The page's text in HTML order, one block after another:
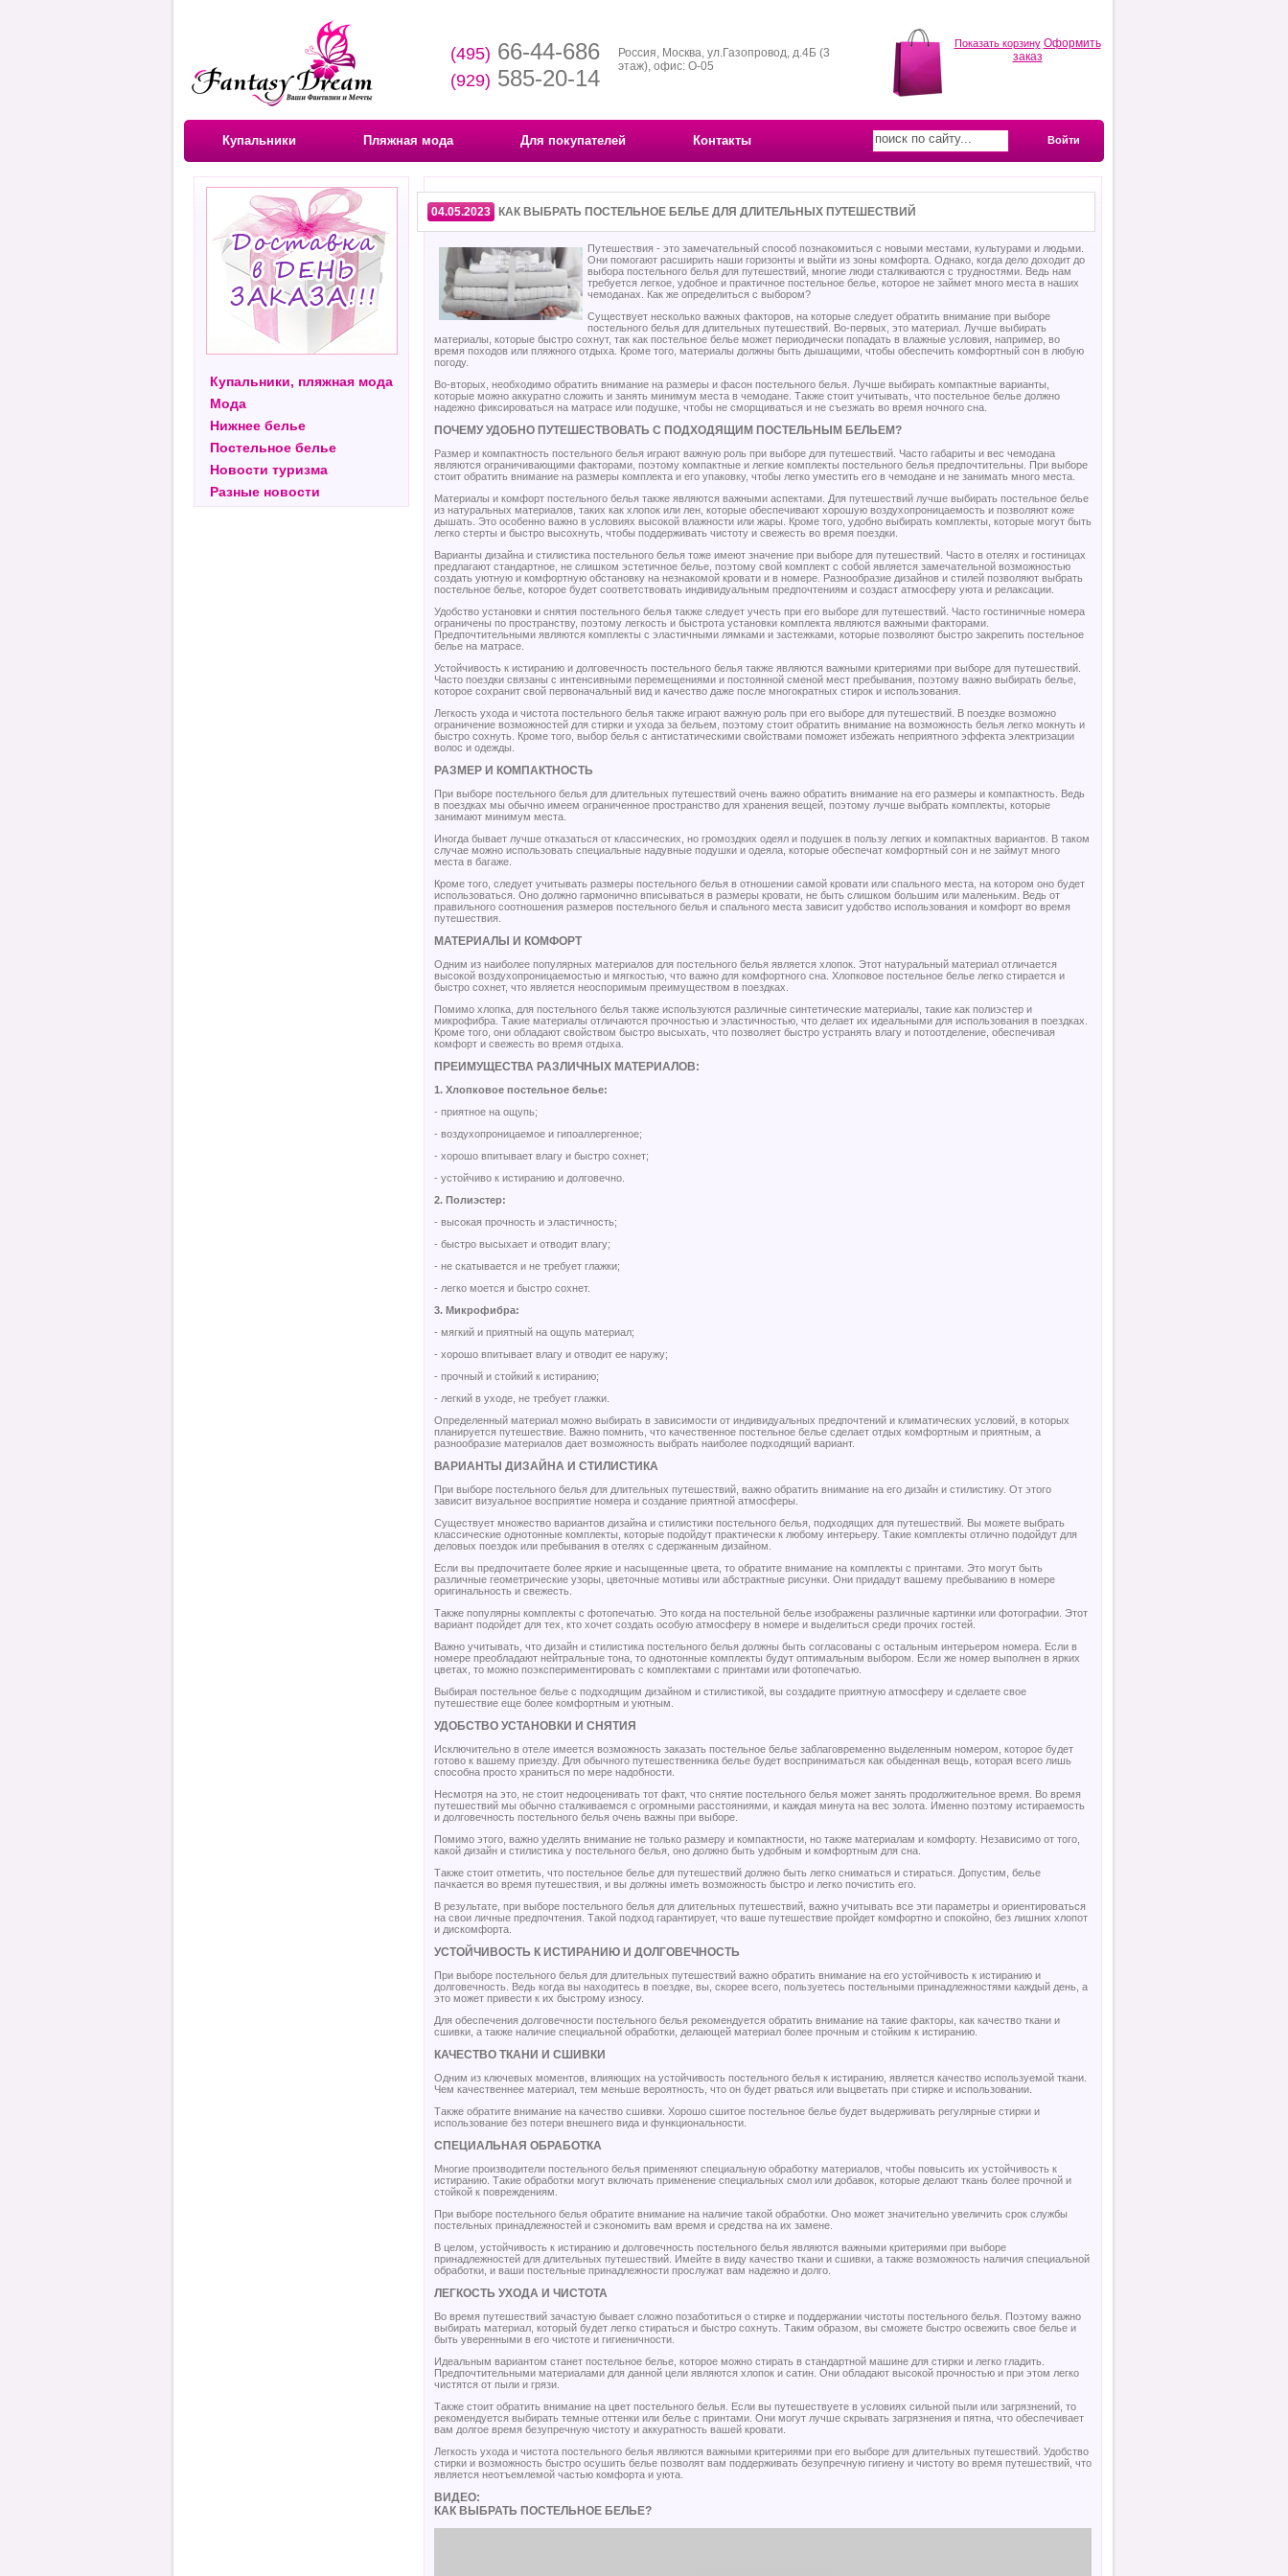
(495) 66-44-686
(929) 585-20-14
Россия, Москва, ул.Газопровод, д.4Б (3
этаж), офис: О-05
Показать корзину Оформить
заказ
Купальники Пляжная мода Для покупателей Контакты Войти
Купальники, пляжная мода
Мода
Нижнее белье
Постельное белье
Новости туризма
Разные новости
04.05.2023 КАК ВЫБРАТЬ ПОСТЕЛЬНОЕ БЕЛЬЕ ДЛЯ ДЛИТЕЛЬНЫХ ПУТЕШЕСТВИЙ
Путешествия - это замечательный способ познакомиться с новыми местами, культурами и людьми.
Они помогают расширить наши горизонты и выйти из зоны комфорта. Однако, когда дело доходит до
выбора постельного белья для путешествий, многие люди сталкиваются с трудностями. Ведь нам
требуется легкое, удобное и практичное постельное белье, которое не займет много места в наших
чемоданах. Как же определиться с выбором?
Существует несколько важных факторов, на которые следует обратить внимание при выборе
постельного белья для длительных путешествий. Во-первых, это материал. Лучше выбирать
материалы, которые быстро сохнут, так как постельное белье может периодически попадать в влажные условия, например, во
время походов или пляжного отдыха. Кроме того, материалы должны быть дышащими, чтобы обеспечить комфортный сон в любую
погоду.
Во-вторых, необходимо обратить внимание на размеры и фасон постельного белья. Лучше выбирать компактные варианты,
которые можно аккуратно сложить и занять минимум места в чемодане. Также стоит учитывать, что постельное белье должно
надежно фиксироваться на матрасе или подушке, чтобы не сморщиваться и не съезжать во время ночного сна.
ПОЧЕМУ УДОБНО ПУТЕШЕСТВОВАТЬ С ПОДХОДЯЩИМ ПОСТЕЛЬНЫМ БЕЛЬЕМ?
Размер и компактность постельного белья играют важную роль при выборе для путешествий. Часто габариты и вес чемодана
являются ограничивающими факторами, поэтому компактные и легкие комплекты постельного белья предпочтительны. При выборе
стоит обратить внимание на размеры комплекта и его упаковку, чтобы легко уместить его в чемодане и не занимать много места.
Материалы и комфорт постельного белья также являются важными аспектами. Для путешествий лучше выбирать постельное белье
из натуральных материалов, таких как хлопок или лен, которые обеспечивают хорошую воздухопроницаемость и позволяют коже
дышать. Это особенно важно в условиях высокой влажности или жары. Кроме того, удобно выбирать комплекты, которые могут быть
легко стерты и быстро высохнуть, чтобы поддерживать чистоту и свежесть во время поездки.
Варианты дизайна и стилистика постельного белья тоже имеют значение при выборе для путешествий. Часто в отелях и гостиницах
предлагают стандартное, не слишком эстетичное белье, поэтому свой комплект с собой является замечательной возможностью
создать уютную и комфортную обстановку на незнакомой кровати и в номере. Разнообразие дизайнов и стилей позволяют выбрать
постельное белье, которое будет соответствовать индивидуальным предпочтениям и создаст атмосферу уюта и релаксации.
Удобство установки и снятия постельного белья также следует учесть при его выборе для путешествий. Часто гостиничные номера
ограничены по пространству, поэтому легкость и быстрота установки комплекта являются важными факторами.
Предпочтительными являются комплекты с эластичными лямками и застежками, которые позволяют быстро закрепить постельное
белье на матрасе.
Устойчивость к истиранию и долговечность постельного белья также являются важными критериями при выборе для путешествий.
Часто поездки связаны с интенсивными перемещениями и постоянной сменой мест пребывания, поэтому важно выбирать белье,
которое сохранит свой первоначальный вид и качество даже после многократных стирок и использования.
Легкость ухода и чистота постельного белья также играют важную роль при его выборе для путешествий. В поездке возможно
ограничение возможностей для стирки и ухода за бельем, поэтому стоит обратить внимание на возможность белья легко мокнуть и
быстро сохнуть. Кроме того, выбор белья с антистатическими свойствами поможет избежать неприятного эффекта электризации
волос и одежды.
РАЗМЕР И КОМПАКТНОСТЬ
При выборе постельного белья для длительных путешествий очень важно обратить внимание на его размеры и компактность. Ведь
в поездках мы обычно имеем ограниченное пространство для хранения вещей, поэтому лучше выбрать комплекты, которые
занимают минимум места.
Иногда бывает лучше отказаться от классических, но громоздких одеял и подушек в пользу легких и компактных вариантов. В таком
случае можно использовать специальные надувные подушки и одеяла, которые обеспечат комфортный сон и не займут много
места в багаже.
Кроме того, следует учитывать размеры постельного белья в отношении самой кровати или спального места, на котором оно будет
использоваться. Оно должно гармонично вписываться в размеры кровати, не быть слишком большим или маленьким. Ведь от
правильного соотношения размеров постельного белья и спального места зависит удобство использования и комфорт во время
путешествия.
МАТЕРИАЛЫ И КОМФОРТ
Одним из наиболее популярных материалов для постельного белья является хлопок. Этот натуральный материал отличается
высокой воздухопроницаемостью и мягкостью, что важно для комфортного сна. Хлопковое постельное белье легко стирается и
быстро сохнет, что является неоспоримым преимуществом в поездках.
Помимо хлопка, для постельного белья также используются различные синтетические материалы, такие как полиэстер и
микрофибра. Такие материалы отличаются прочностью и эластичностью, что делает их идеальными для использования в поездках.
Кроме того, они обладают свойством быстро высыхать, что позволяет быстро устранять влагу и потоотделение, обеспечивая
комфорт и свежесть во время отдыха.
ПРЕИМУЩЕСТВА РАЗЛИЧНЫХ МАТЕРИАЛОВ:
1. Хлопковое постельное белье:
- приятное на ощупь;
- воздухопроницаемое и гипоаллергенное;
- хорошо впитывает влагу и быстро сохнет;
- устойчиво к истиранию и долговечно.
2. Полиэстер:
- высокая прочность и эластичность;
- быстро высыхает и отводит влагу;
- не скатывается и не требует глажки;
- легко моется и быстро сохнет.
3. Микрофибра:
- мягкий и приятный на ощупь материал;
- хорошо впитывает влагу и отводит ее наружу;
- прочный и стойкий к истиранию;
- легкий в уходе, не требует глажки.
Определенный материал можно выбирать в зависимости от индивидуальных предпочтений и климатических условий, в которых
планируется путешествие. Важно помнить, что качественное постельное белье сделает отдых комфортным и приятным, а
разнообразие материалов дает возможность выбрать наиболее подходящий вариант.
ВАРИАНТЫ ДИЗАЙНА И СТИЛИСТИКА
При выборе постельного белья для длительных путешествий, важно обратить внимание на его дизайн и стилистику. От этого
зависит визуальное восприятие номера и создание приятной атмосферы.
Существует множество вариантов дизайна и стилистики постельного белья, подходящих для путешествий. Вы можете выбрать
классические однотонные комплекты, которые подойдут практически к любому интерьеру. Такие комплекты отлично подойдут для
деловых поездок или пребывания в отелях с сдержанным дизайном.
Если вы предпочитаете более яркие и насыщенные цвета, то обратите внимание на комплекты с принтами. Это могут быть
различные геометрические узоры, цветочные мотивы или абстрактные рисунки. Они придадут вашему пребыванию в номере
оригинальность и свежесть.
Также популярны комплекты с фотопечатью. Это когда на постельной белье изображены различные картинки или фотографии. Этот
вариант подойдет для тех, кто хочет создать особую атмосферу в номере и выделиться среди прочих гостей.
Важно учитывать, что дизайн и стилистика постельного белья должны быть согласованы с остальным интерьером номера. Если в
номере преобладают нейтральные тона, то однотонные комплекты будут оптимальным выбором. Если же номер выполнен в ярких
цветах, то можно поэкспериментировать с комплектами с принтами или фотопечатью.
Выбирая постельное белье с подходящим дизайном и стилистикой, вы создадите приятную атмосферу и сделаете свое
путешествие еще более комфортным и уютным.
УДОБСТВО УСТАНОВКИ И СНЯТИЯ
Исключительно в отеле имеется возможность заказать постельное белье заблаговременно выделенным номером, которое будет
готово к вашему приезду. Для обычного путешественника белье будет восприниматься как обыденная вещь, которая всего лишь
способна просто храниться по мере надобности.
Несмотря на это, не стоит недооценивать тот факт, что снятие постельного белья может занять продолжительное время. Во время
путешествий мы обычно сталкиваемся с огромными расстояниями, и каждая минута на вес золота. Именно поэтому истираемость
и долговечность постельного белья очень важны при выборе.
Помимо этого, важно уделять внимание не только размеру и компактности, но также материалам и комфорту. Независимо от того,
какой дизайн и стилистика у постельного белья, оно должно быть удобным и комфортным для сна.
Также стоит отметить, что постельное белье для путешествий должно быть легко сниматься и стираться. Допустим, белье
пачкается во время путешествия, и вы должны иметь возможность быстро и легко почистить его.
В результате, при выборе постельного белья для длительных путешествий, важно учитывать все эти параметры и ориентироваться
на свои личные предпочтения. Такой подход гарантирует, что ваше путешествие пройдет комфортно и спокойно, без лишних хлопот
и дискомфорта.
УСТОЙЧИВОСТЬ К ИСТИРАНИЮ И ДОЛГОВЕЧНОСТЬ
При выборе постельного белья для длительных путешествий важно обратить внимание на его устойчивость к истиранию и
долговечность. Ведь когда вы находитесь в поездке, вы, скорее всего, пользуетесь постельными принадлежностями каждый день, а
это может привести к их быстрому износу.
Для обеспечения долговечности постельного белья рекомендуется обратить внимание на такие факторы, как качество ткани и
сшивки, а также наличие специальной обработки, делающей материал более прочным и стойким к истиранию.
КАЧЕСТВО ТКАНИ И СШИВКИ
Одним из ключевых моментов, влияющих на устойчивость постельного белья к истиранию, является качество используемой ткани.
Чем качественнее материал, тем меньше вероятность, что он будет рваться или выцветать при стирке и использовании.
Также обратите внимание на качество сшивки. Хорошо сшитое постельное белье будет выдерживать регулярные стирки и
использование без потери внешнего вида и функциональности.
СПЕЦИАЛЬНАЯ ОБРАБОТКА
Многие производители постельного белья применяют специальную обработку материалов, чтобы повысить их устойчивость к
истиранию. Такие обработки могут включать применение специальных смол или добавок, которые делают ткань более прочной и
стойкой к повреждениям.
При выборе постельного белья обратите внимание на наличие такой обработки. Оно может значительно увеличить срок службы
постельных принадлежностей и сэкономить вам время и средства на их замене.
В целом, устойчивость к истиранию и долговечность постельного белья являются важными критериями при выборе
принадлежностей для длительных путешествий. Имейте в виду качество ткани и сшивки, а также возможность наличия специальной
обработки, и ваши постельные принадлежности прослужат вам надежно и долго.
ЛЕГКОСТЬ УХОДА И ЧИСТОТА
Во время путешествий зачастую бывает сложно позаботиться о стирке и поддержании чистоты постельного белья. Поэтому важно
выбирать материал, который будет легко стираться и быстро сохнуть. Таким образом, вы сможете быстро освежить свое белье и
быть уверенными в его чистоте и гигиеничности.
Идеальным вариантом станет постельное белье, которое можно стирать в стандартной машине для стирки и легко гладить.
Предпочтительными материалами для данной цели являются хлопок и сатин. Они обладают высокой прочностью и при этом легко
чистятся от пыли и грязи.
Также стоит обратить внимание на цвет постельного белья. Если вы путешествуете в условиях сильной пыли или загрязнений, то
рекомендуется выбирать темные оттенки или белье с принтами. Они могут лучше скрывать загрязнения и пятна, что обеспечивает
вам долгое время безупречную чистоту и аккуратность вашей кровати.
Легкость ухода и чистота постельного белья являются важными критериями при его выборе для длительных путешествий. Удобство
стирки и возможность быстро осушить белье позволят вам поддерживать безупречную гигиену и чистоту во время путешествий, что
является неотъемлемой частью комфорта и уюта.
ВИДЕО:
КАК ВЫБРАТЬ ПОСТЕЛЬНОЕ БЕЛЬЕ?